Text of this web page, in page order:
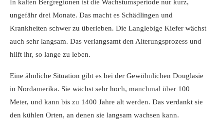
In kalten Bergregionen ist die Wachstumsperiode nur kurz,
ungefähr drei Monate. Das macht es Schädlingen und
Krankheiten schwer zu überleben. Die Langlebige Kiefer wächst
auch sehr langsam. Das verlangsamt den Alterungsprozess und
hilft ihr, so lange zu leben.
Eine ähnliche Situation gibt es bei der Gewöhnlichen Douglasie
in Nordamerika. Sie wächst sehr hoch, manchmal über 100
Meter, und kann bis zu 1400 Jahre alt werden. Das verdankt sie
den kühlen Orten, an denen sie langsam wachsen kann.